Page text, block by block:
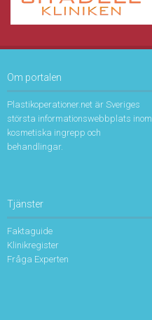
Om portalen
Plastikoperationer.net är Sveriges
största informationswebbplats inom
kosmetiska ingrepp och
behandlingar.
Tjänster
Faktaguide
Klinikregister
Fråga Experten